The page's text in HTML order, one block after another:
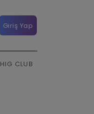
Giriş Yap
HIG CLUB